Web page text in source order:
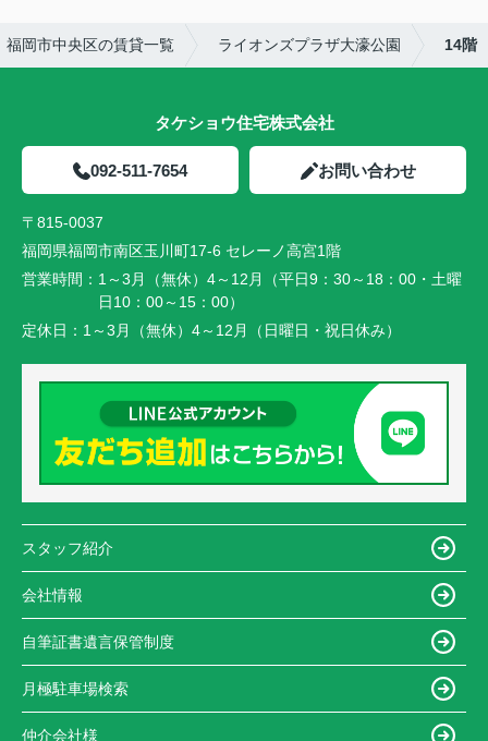
福岡市中央区の賃貸一覧 ライオンズプラザ大濠公園 14階
タケショウ住宅株式会社
092-511-7654 お問い合わせ
〒815-0037
福岡県福岡市南区玉川町17-6 セレーノ高宮1階
営業時間： 1～3月（無休）4～12月（平日9：30～18：00・土曜
日10：00～15：00）
定休日： 1～3月（無休）4～12月（日曜日・祝日休み）
スタッフ紹介
会社情報
自筆証書遺言保管制度
月極駐車場検索
仲介会社様